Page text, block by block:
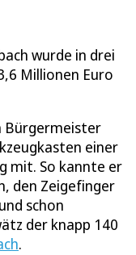
wurde in drei
Millionen Euro
Bürgermeister
einer
mit. So kannte er
den Zeigefinger
schon
der knapp 140
.